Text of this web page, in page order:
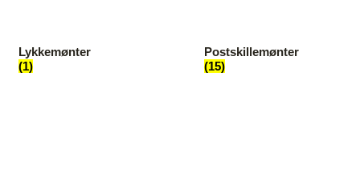
Lykkemønter
(1)
Postskillemønter
(15)